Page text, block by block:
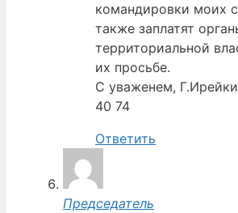
командировки моих
также заплатят
территориальной
их просьбе.
С уваженем,
40 74
Ответить
Председатель